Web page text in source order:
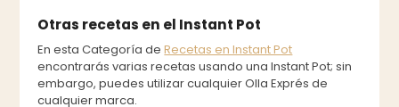
Otras recetas en el Instant Pot
En esta Categoría deRecetas en Instant Pot
encontrarás varias recetas usando una Instant Pot; sin
embargo, puedes utilizar cualquier Olla Exprés de
cualquier marca.